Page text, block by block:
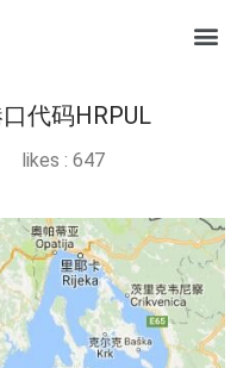
代码HRPUL
likes : 647